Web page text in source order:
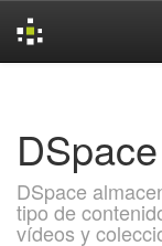
DSpace
DSpace
tipo de
vídeos y